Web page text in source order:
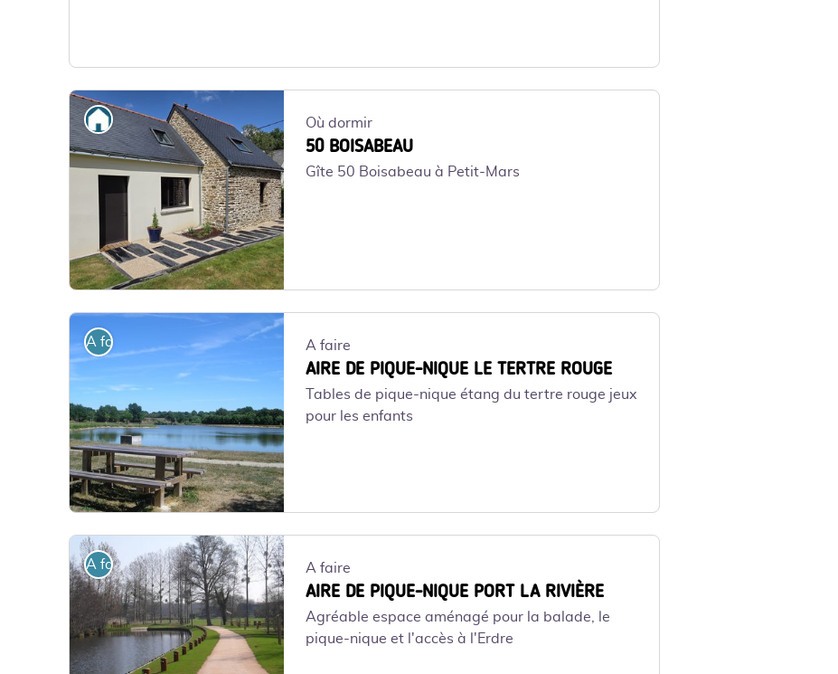
Où dormir Où dormir
50 BOISABEAU
Gîte 50 Boisabeau à Petit-Mars
A faire A faire
AIRE DE PIQUE-NIQUE LE TERTRE ROUGE
Tables de pique-nique étang du tertre rouge jeux
pour les enfants
A faire A faire
AIRE DE PIQUE-NIQUE PORT LA RIVIÈRE
Agréable espace aménagé pour la balade, le
pique-nique et l'accès à l'Erdre